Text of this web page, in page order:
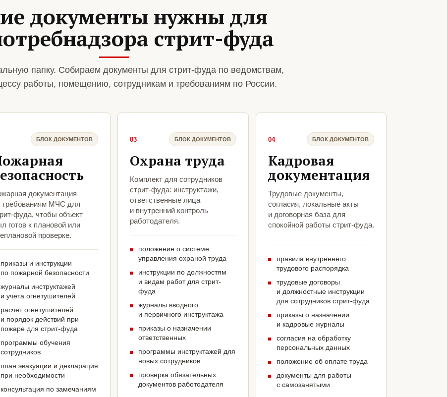
документы нужны для
стрит-фуда
папку. Собираем документы для стрит-фуда по ведомствам,
работы, помещению, сотрудникам и требованиям по России.
БЛОК ДОКУМЕНТОВ
документация
требованиям МЧС для
фуда, чтобы объект
готов к плановой или
проверке.
приказы и инструкции
по пожарной безопасности
журналы инструктажей
и учета огнетушителей
расчет огнетушителей
и порядок действий при
пожаре для стрит-фуда
программы обучения
сотрудников
план эвакуации и декларация
при необходимости
консультация по замечаниям
03 БЛОК ДОКУМЕНТОВ
Охрана труда
Комплект для сотрудников
стрит-фуда: инструктажи,
ответственные лица
и внутренний контроль
работодателя.
положение о системе
управления охраной труда
инструкции по должностям
и видам работ для стрит-
фуда
журналы вводного
и первичного инструктажа
приказы о назначении
ответственных
программы инструктажей для
новых сотрудников
проверка обязательных
документов работодателя
04 БЛОК ДОКУМЕНТОВ
Кадровая
документация
Трудовые документы,
согласия, локальные акты
и договорная база для
спокойной работы стрит-фуда.
правила внутреннего
трудового распорядка
трудовые договоры
и должностные инструкции
для сотрудников стрит-фуда
приказы о назначении
и кадровые журналы
согласия на обработку
персональных данных
положение об оплате труда
документы для работы
с самозанятыми